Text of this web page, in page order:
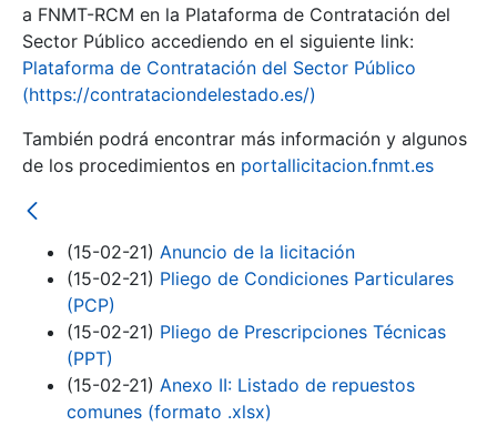
a FNMT-RCM en la Plataforma de Contratación del
Sector Público accediendo en el siguiente link:
Plataforma de Contratación del Sector Público
(https://contrataciondelestado.es/)
También podrá encontrar más información y algunos
de los procedimientos en portallicitacion.fnmt.es
(15-02-21) Anuncio de la licitación
(15-02-21) Pliego de Condiciones Particulares
(PCP)
(15-02-21) Pliego de Prescripciones Técnicas
(PPT)
(15-02-21) Anexo II: Listado de repuestos
comunes (formato .xlsx)